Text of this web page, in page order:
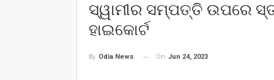
ସ୍ୱାମୀର ସମ୍ପତ୍ତି ଉପରେ
ହାଇକୋର୍ଟ
By Odia News On Jun 24, 2023